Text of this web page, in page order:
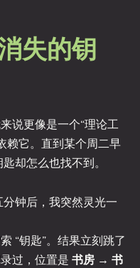
失的钥
说更像是一个“理论工
它。直到某个周二早
却怎么也找不到。
钟后，我突然灵光一
“钥匙”。结果立刻跳了
过，位置是 书房 → 书